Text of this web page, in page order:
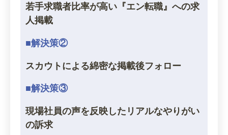
若手求職者比率が高い『エン転職』への求
人掲載
■解決策②
スカウトによる綿密な掲載後フォロー
■解決策③
現場社員の声を反映したリアルなやりがい
の訴求